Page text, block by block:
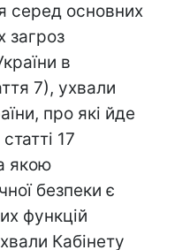
серед основних
загроз
в
7), ухвали
про які йде
17
якою
безпеки є
функцій
Кабінету